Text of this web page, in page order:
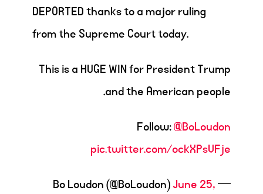
DEPORTED thanks to a major ruling
from the Supreme Court today.
This is a HUGE WIN for President Trump
and the American people.
Follow:@BoLoudon
pic.twitter.com/ockXPsVFje
— Bo Loudon (@BoLoudon)
June 25,